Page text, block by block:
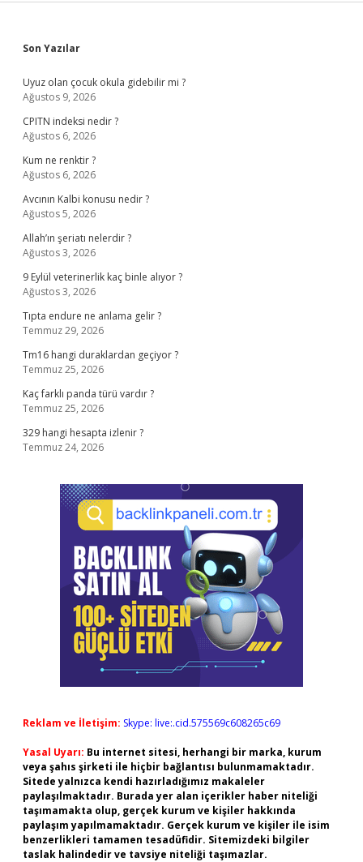
Sidebar
Son Yazılar
Uyuz olan çocuk okula gidebilir mi ?
Ağustos 9, 2026
CPITN indeksi nedir ?
Ağustos 6, 2026
Kum ne renktir ?
Ağustos 6, 2026
Avcının Kalbi konusu nedir ?
Ağustos 5, 2026
Allah’ın şeriatı nelerdir ?
Ağustos 3, 2026
9 Eylül veterinerlik kaç binle alıyor ?
Ağustos 3, 2026
Tıpta endure ne anlama gelir ?
Temmuz 29, 2026
Tm16 hangi duraklardan geçiyor ?
Temmuz 25, 2026
Kaç farklı panda türü vardır ?
Temmuz 25, 2026
329 hangi hesapta izlenir ?
Temmuz 24, 2026
Reklam ve İletişim: Skype: live:.cid.575569c608265c69
Yasal Uyarı: Bu internet sitesi, herhangi bir marka, kurum
veya şahıs şirketi ile hiçbir bağlantısı bulunmamaktadır.
Sitede yalnızca kendi hazırladığımız makaleler
paylaşılmaktadır. Burada yer alan içerikler haber niteliği
taşımamakta olup, gerçek kurum ve kişiler hakkında
paylaşım yapılmamaktadır. Gerçek kurum ve kişiler ile isim
benzerlikleri tamamen tesadüfidir. Sitemizdeki bilgiler
taslak halindedir ve tavsiye niteliği taşımazlar.